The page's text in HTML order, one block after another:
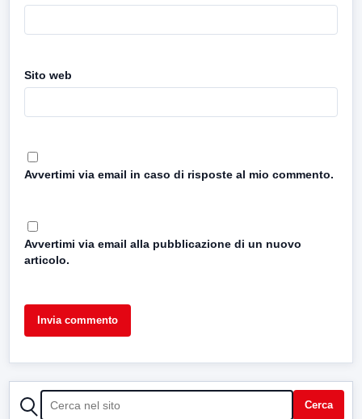
Sito web
Avvertimi via email in caso di risposte al mio commento.
Avvertimi via email alla pubblicazione di un nuovo
articolo.
CERCA Cerca